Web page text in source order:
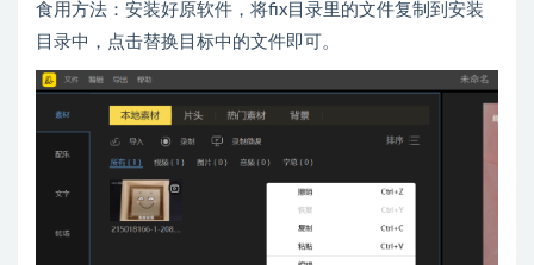
食用方法：安装好原软件，将fix目录里的文件复制到安装
目录中，点击替换目标中的文件即可。